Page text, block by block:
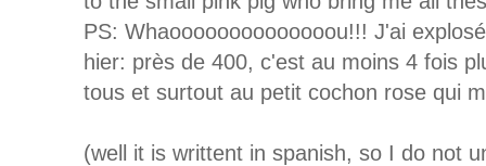
PS: Whaoooooooooooooou!!! J'ai
hier: près de 400, c'est au moins 4 fois
tous et surtout au petit cochon rose qui
(well it is writtent in spanish, so I do not